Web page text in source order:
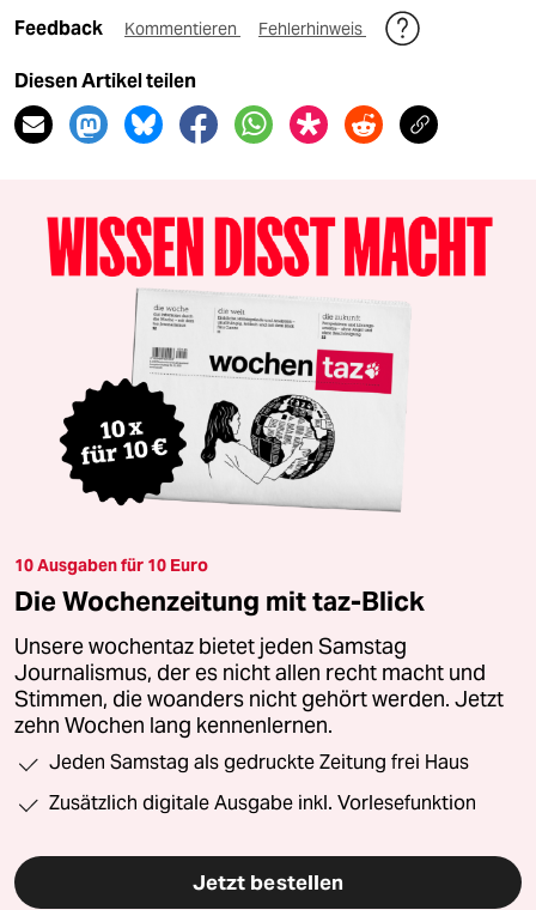
Feedback Kommentieren Fehlerhinweis
Diesen Artikel teilen
10 Ausgaben für 10 Euro
Die Wochenzeitung mit taz-Blick
Unsere wochentaz bietet jeden Samstag
Journalismus, der es nicht allen recht macht und
Stimmen, die woanders nicht gehört werden. Jetzt
zehn Wochen lang kennenlernen.
Jeden Samstag als gedruckte Zeitung frei Haus
Zusätzlich digitale Ausgabe inkl. Vorlesefunktion
Jetzt bestellen